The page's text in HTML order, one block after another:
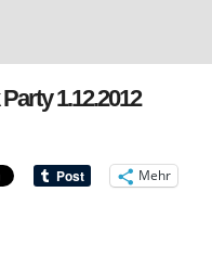
1.12.2012
Mehr